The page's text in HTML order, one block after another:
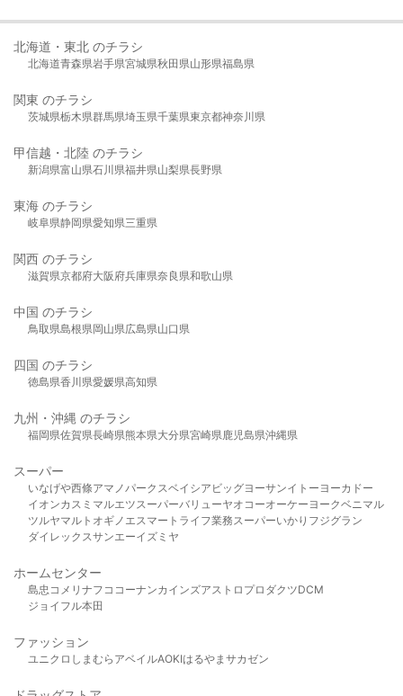
北海道・東北 のチラシ
北海道青森県岩手県宮城県秋田県山形県福島県
関東 のチラシ
茨城県栃木県群馬県埼玉県千葉県東京都神奈川県
甲信越・北陸 のチラシ
新潟県富山県石川県福井県山梨県長野県
東海 のチラシ
岐阜県静岡県愛知県三重県
関西 のチラシ
滋賀県京都府大阪府兵庫県奈良県和歌山県
中国 のチラシ
鳥取県島根県岡山県広島県山口県
四国 のチラシ
徳島県香川県愛媛県高知県
九州・沖縄 のチラシ
福岡県佐賀県長崎県熊本県大分県宮崎県鹿児島県沖縄県
スーパー
いなげや西條アマノパークスベイシア ビッグヨーサンイトーヨーカドー
イオンカスミ マルエツスーパーバリューヤオコーオーケー ヨークベニマル
ツルヤマルト オギノ エスマート ライフ業務スーパーいかり フジグラン
ダイレックスサンエーイズミヤ
ホームセンター
島忠 コメリ ナフコ コーナンカインズアストロプロダクツDCM
ジョイフル本田
ファッション
ユニクロ しまむら アベイルAOKIはるやま サカゼン